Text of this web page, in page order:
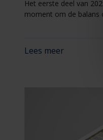
Het eerste deel van
moment om de balans
alle activiteiten en
Lees meer